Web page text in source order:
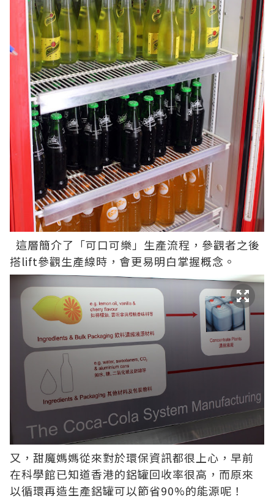
這層簡介了「可口可樂」生產流程，參觀者之後
搭lift參觀生產線時，會更易明白掌握概念。
又，甜魔媽媽從來對於環保資訊都很上心，早前
在科學館已知道香港的鋁罐回收率很高，而原來
以循環再造生產鋁罐可以節省90%的能源呢！